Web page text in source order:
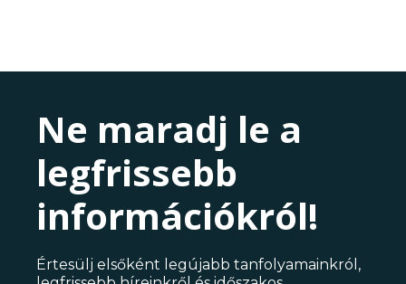
Ne maradj le a
legfrissebb
információkról!
Értesülj elsőként legújabb tanfolyamainkról,